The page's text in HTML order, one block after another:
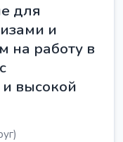
для
и
на работу в
высокой